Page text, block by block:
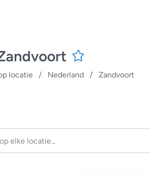
locatie / Nederland / Zandvoort